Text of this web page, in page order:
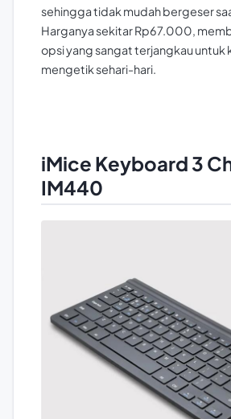
sehingga tidak mudah bergeser
Harganya sekitar Rp67.000,
opsi yang sangat terjangkau untuk
mengetik sehari-hari.
iMice Keyboard 3
IM440